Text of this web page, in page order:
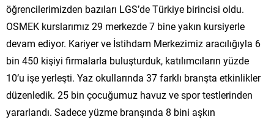
öğrencilerimizden bazıları LGS’de Türkiye birincisi oldu.
OSMEK kurslarımız 29 merkezde 7 bine yakın kursiyerle
devam ediyor. Kariyer ve İstihdam Merkezimiz aracılığıyla 6
bin 450 kişiyi firmalarla buluşturduk, katılımcıların yüzde
10’u işe yerleşti. Yaz okullarında 37 farklı branşta etkinlikler
düzenledik. 25 bin çocuğumuz havuz ve spor testlerinden
yararlandı. Sadece yüzme branşında 8 bini aşkın